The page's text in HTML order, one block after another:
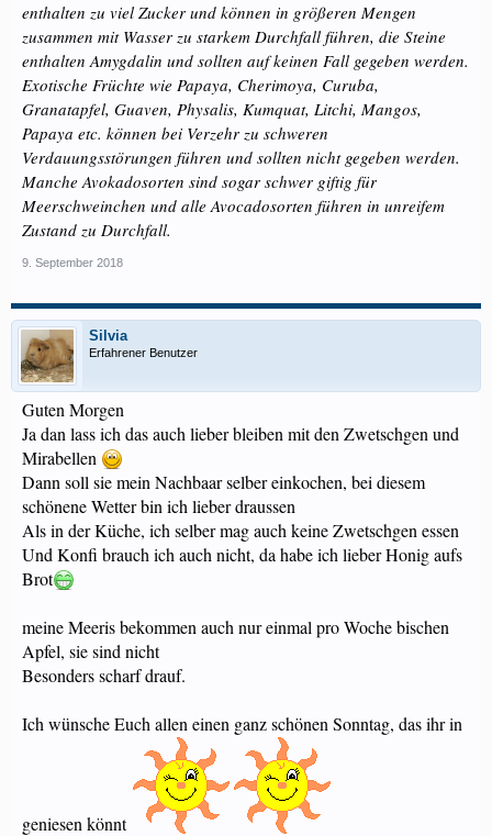
enthalten zu viel Zucker und können in größeren Mengen
zusammen mit Wasser zu starkem Durchfall führen, die Steine
enthalten Amygdalin und sollten auf keinen Fall gegeben werden.
Exotische Früchte wie Papaya, Cherimoya, Curuba,
Granatapfel, Guaven, Physalis, Kumquat, Litchi, Mangos,
Papaya etc. können bei Verzehr zu schweren
Verdauungsstörungen führen und sollten nicht gegeben werden.
Manche Avokadosorten sind sogar schwer giftig für
Meerschweinchen und alle Avocadosorten führen in unreifem
Zustand zu Durchfall.
9. September 2018
Silvia
Erfahrener Benutzer
Guten Morgen
Ja dan lass ich das auch lieber bleiben mit den Zwetschgen und
Mirabellen
Dann soll sie mein Nachbaar selber einkochen, bei diesem
schönene Wetter bin ich lieber draussen
Als in der Küche, ich selber mag auch keine Zwetschgen essen
Und Konfi brauch ich auch nicht, da habe ich lieber Honig aufs
Brot
meine Meeris bekommen auch nur einmal pro Woche bischen
Apfel, sie sind nicht
Besonders scharf drauf.
Ich wünsche Euch allen einen ganz schönen Sonntag, das ihr in
geniesen könnt